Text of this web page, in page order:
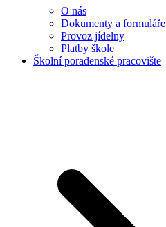
O nás
Dokumenty a formuláře
Provoz jídelny
Platby škole
Školní poradenské pracovište